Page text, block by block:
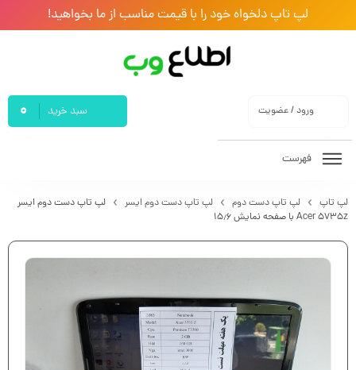
لپ تاپ دلخواه خود را با قیمت مناسب از ما بخواهید!
ورود / عضویت سبد خرید 0
فهرست
لپ تاپ لپ تاپ دست دوم لپ تاپ دست دوم ایسر
لپ تاپ دست دوم ایسر
Acer 5735z با صفحه نمایش ۱۵٫۶